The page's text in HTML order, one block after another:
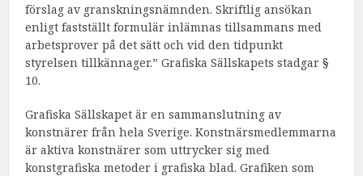
förslag av granskningsnämnden. Skriftlig ansökan
enligt fastställt formulär inlämnas tillsammans med
arbetsprover på det sätt och vid den tidpunkt
styrelsen tillkännager.” Grafiska Sällskapets stadgar §
10.
Grafiska Sällskapet är en sammanslutning av
konstnärer från hela Sverige. Konstnärsmedlemmarna
är aktiva konstnärer som uttrycker sig med
konstgrafiska metoder i grafiska blad. Grafiken som